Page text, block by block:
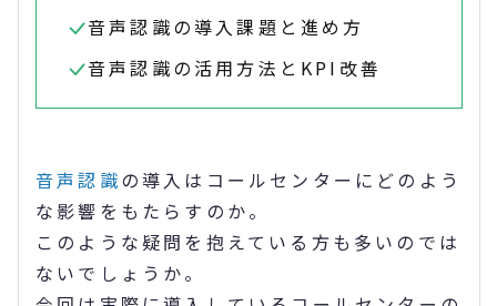
音声認識の導入課題と進め方
音声認識の活用方法とKPI改善
音声認識の導入はコールセンターにどのよう
な影響をもたらすのか。
このような疑問を抱えている方も多いのでは
ないでしょうか。